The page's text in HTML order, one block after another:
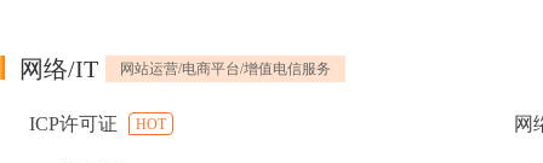
网络/IT 网站运营/电商平台/增值电信服务
ICP许可证 HOT 网